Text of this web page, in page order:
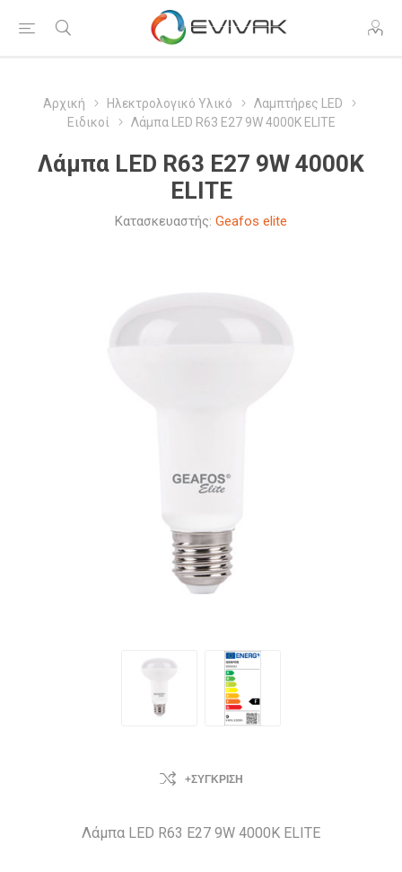
Αρχική Ηλεκτρολογικό Υλικό
Λαμπτήρες LED
Ειδικοί
Λάμπα LED R63 E27 9W 4000K ELITE
Λάμπα LED R63 E27 9W 4000K
ELITE
Κατασκευαστής: Geafos elite
+ΣΎΓΚΡΙΣΗ
Λάμπα LED R63 E27 9W 4000K ELITE